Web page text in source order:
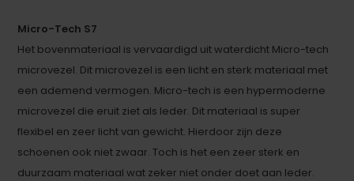
Micro-Tech S7
Het bovenmateriaal is vervaardigd uit waterdicht Micro-tech
microvezel. Dit microvezel is een licht en sterk materiaal met
een ademend vermogen. Micro-tech is een hypermoderne
microvezel die eruit ziet als leder. Dit materiaal is super
flexibel en zeer licht van gewicht. Hierdoor zijn deze
schoenen ook niet zwaar. Toch is het een zeer sterk en
duurzaam materiaal wat zeker niet onder doet aan leder.